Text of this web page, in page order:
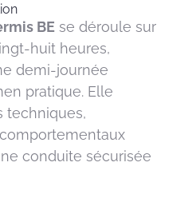
BEse déroule sur
huit heures,
demi-journée
pratique. Elle
techniques,
conduite sécurisée